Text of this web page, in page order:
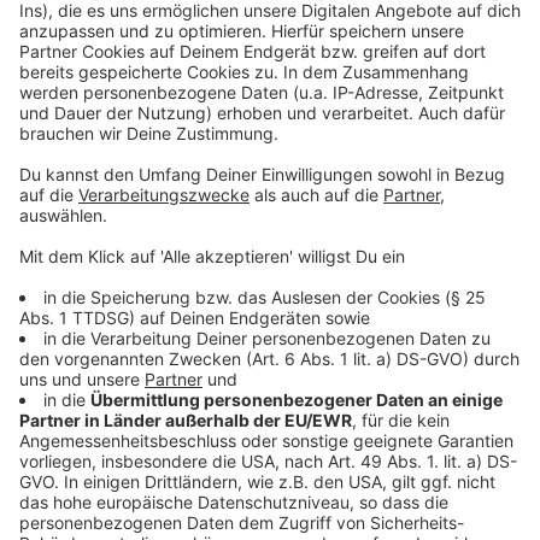
wieder live dabei.
Anzeige
Anzeige
Unsere Fortuna-Sonderseite
Die Tabelle der zweiten Liga
Fortuna für Alle
Anzeige